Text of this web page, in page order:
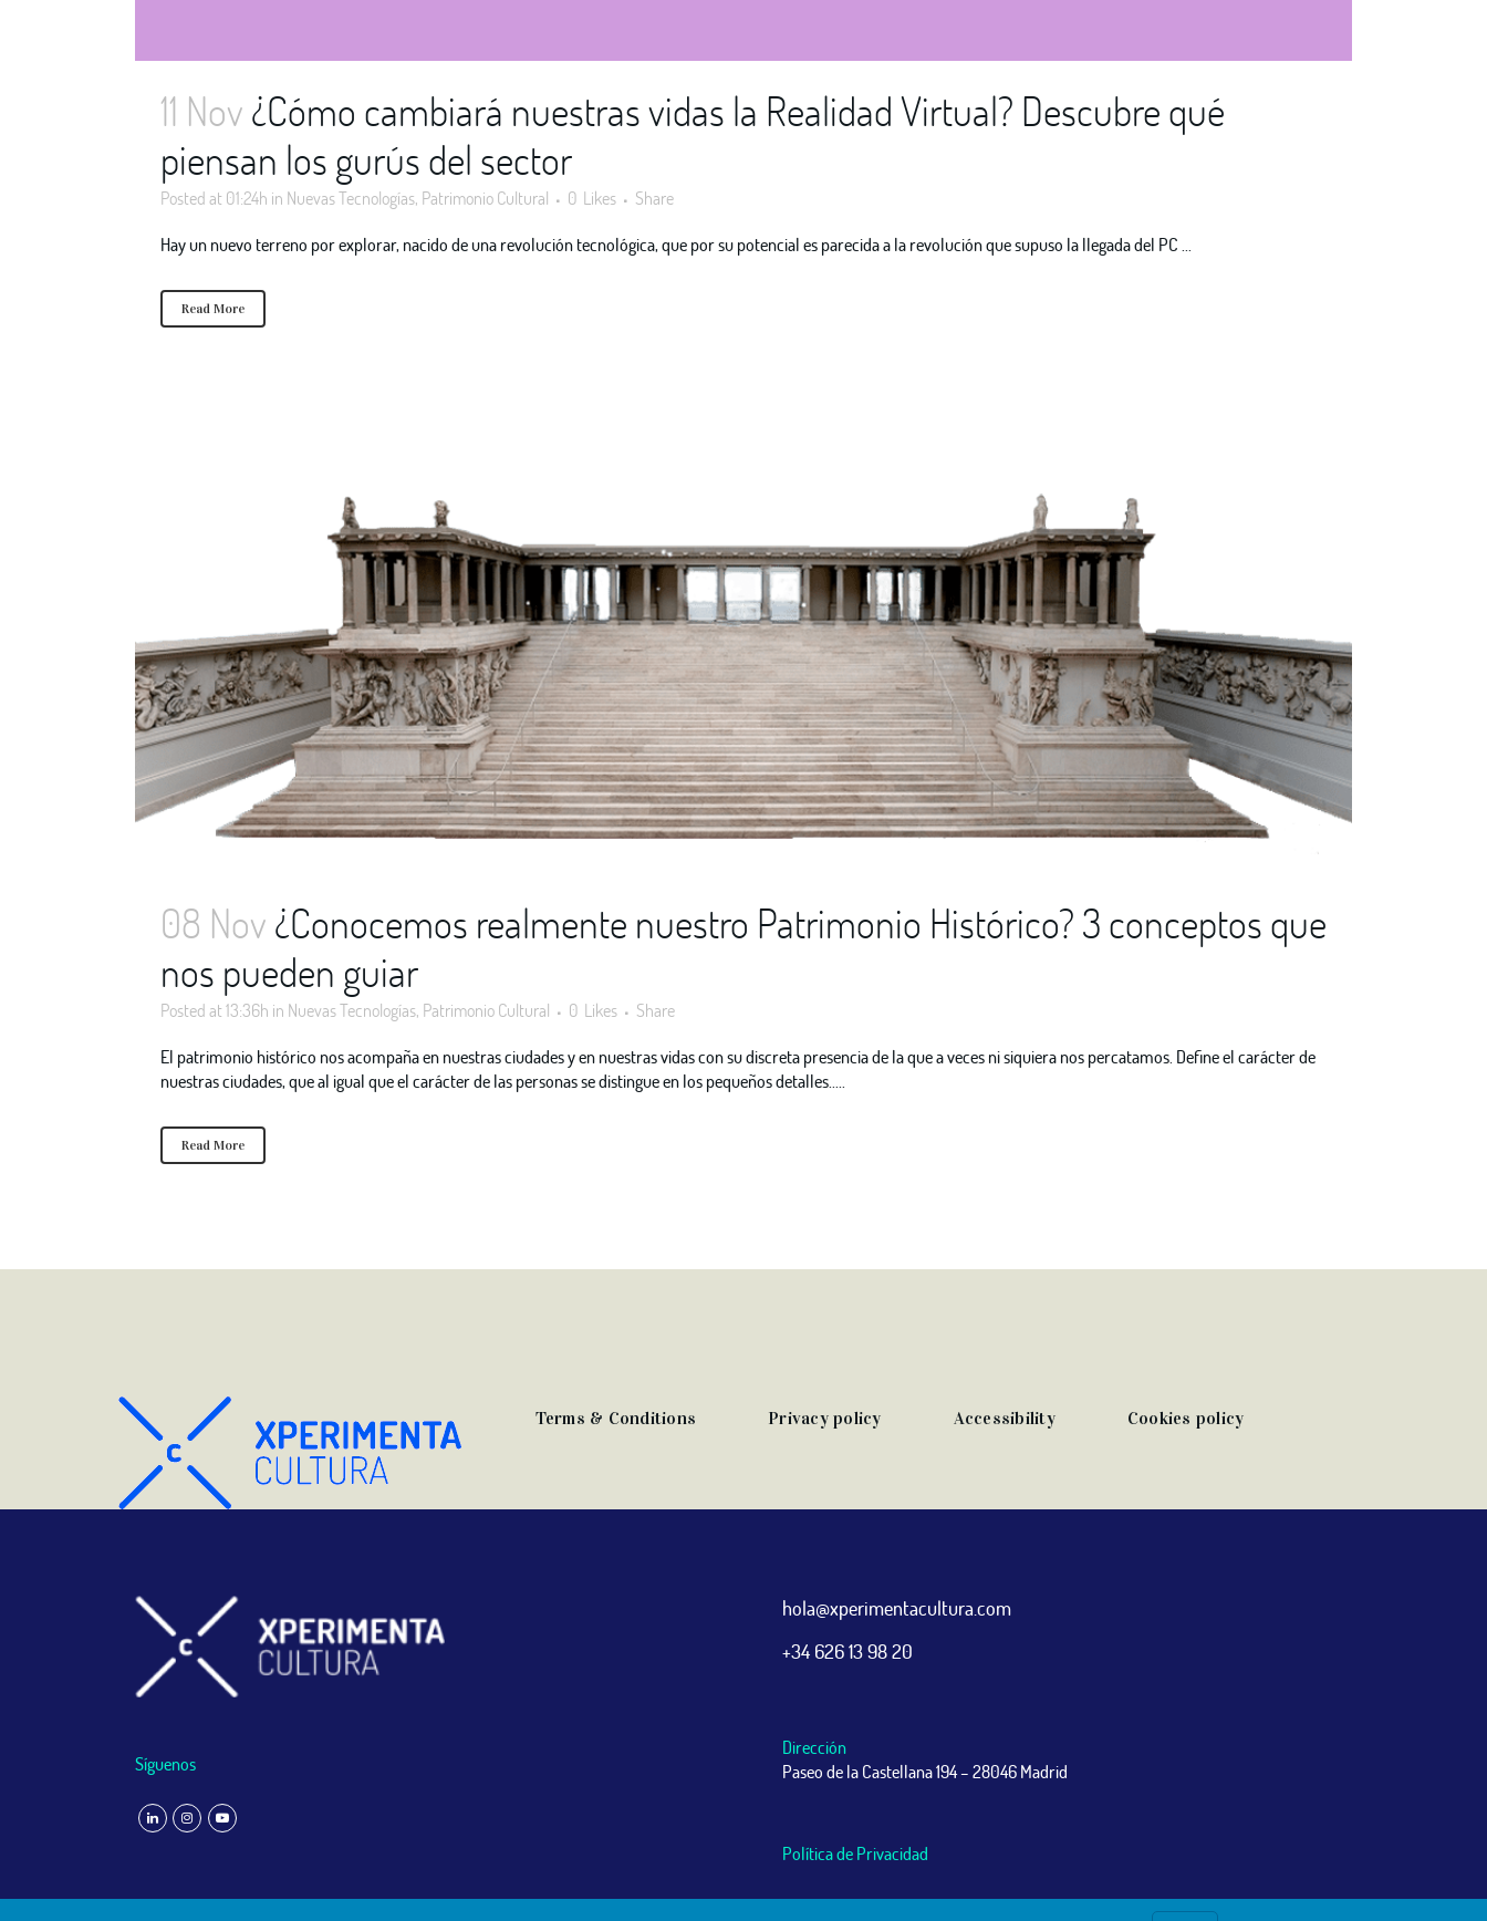
11 Nov¿Cómo cambiará nuestras vidas la Realidad Virtual? Descubre qué
piensan los gurús del sector
Posted at 01:24h in Nuevas Tecnologías, Patrimonio Cultural 0 Likes
Share
Hay un nuevo terreno por explorar, nacido de una revolución tecnológica, que por su potencial es parecida a la revolución que supuso la llegada del PC ...
Read More
08 Nov¿Conocemos realmente nuestro Patrimonio Histórico? 3 conceptos que
nos pueden guiar
Posted at 13:36h in Nuevas Tecnologías, Patrimonio Cultural 0 Likes
Share
El patrimonio histórico nos acompaña en nuestras ciudades y en nuestras vidas con su discreta presencia de la que a veces ni siquiera nos percatamos. Define el carácter de
nuestras ciudades, que al igual que el carácter de las personas se distingue en los pequeños detalles.....
Read More
Terms & Conditions Privacy policy Accessibility Cookies policy
Síguenos
hola@xperimentacultura.com
+34 626 13 98 20
Dirección
Paseo de la Castellana 194 – 28046 Madrid
Política de Privacidad